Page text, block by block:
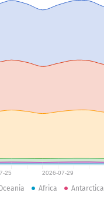
25 2026-07-29
Africa Antarctica